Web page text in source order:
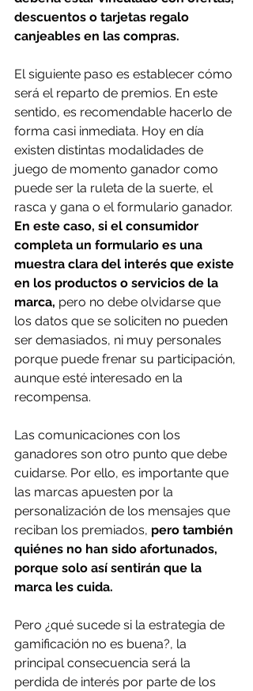
descuentos o tarjetas regalo
canjeables en las compras.
El siguiente paso es establecer cómo
será el reparto de premios. En este
sentido, es recomendable hacerlo de
forma casi inmediata. Hoy en día
existen distintas modalidades de
juego de momento ganador como
puede ser la ruleta de la suerte, el
rasca y gana o el formulario ganador.
En este caso, si el consumidor
completa un formulario es una
muestra clara del interés que existe
en los productos o servicios de la
marca, pero no debe olvidarse que
los datos que se soliciten no pueden
ser demasiados, ni muy personales
porque puede frenar su participación,
aunque esté interesado en la
recompensa.
Las comunicaciones con los
ganadores son otro punto que debe
cuidarse. Por ello, es importante que
las marcas apuesten por la
personalización de los mensajes que
reciban los premiados, pero también
quiénes no han sido afortunados,
porque solo así sentirán que la
marca les cuida.
Pero ¿qué sucede si la estrategia de
gamificación no es buena?, la
principal consecuencia será la
perdida de interés por parte de los